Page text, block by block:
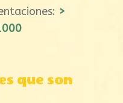
>
que son